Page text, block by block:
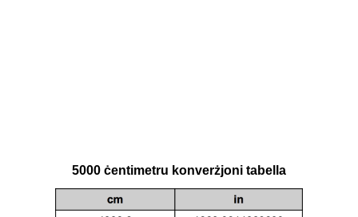
5000 ċentimetru konverżjoni tabella